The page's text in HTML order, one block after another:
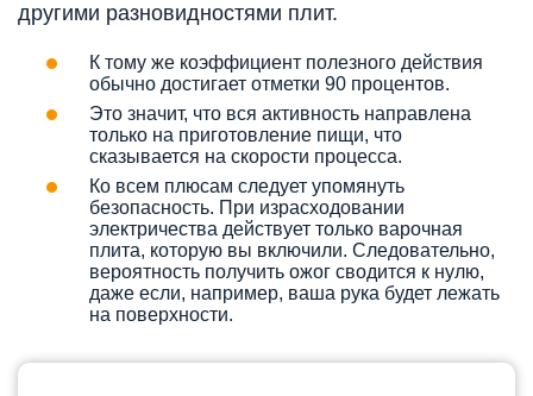
другими разновидностями плит.
К тому же коэффициент полезного действия
обычно достигает отметки 90 процентов.
Это значит, что вся активность направлена
только на приготовление пищи, что
сказывается на скорости процесса.
Ко всем плюсам следует упомянуть
безопасность. При израсходовании
электричества действует только варочная
плита, которую вы включили. Следовательно,
вероятность получить ожог сводится к нулю,
даже если, например, ваша рука будет лежать
на поверхности.